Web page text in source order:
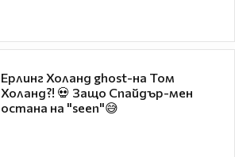
Ерлинг Холанд ghost-на Том
Холанд?! 💀 Защо Спайдър-мен
остана на "seen"😅